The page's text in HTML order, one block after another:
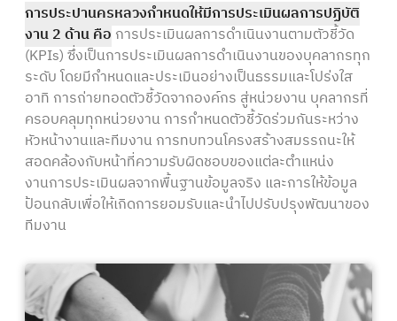
การประปานครหลวงกำหนดให้มีการประเมินผลการปฏิบัติ
งาน 2 ด้าน คือ การประเมินผลการดำเนินงานตามตัวชี้วัด
(KPIs) ซึ่งเป็นการประเมินผลการดำเนินงานของบุคลากรทุก
ระดับ โดยมีกำหนดและประเมินอย่างเป็นธรรมและโปร่งใส
อาทิ การถ่ายทอดตัวชี้วัดจากองค์กร สู่หน่วยงาน บุคลากรที่
ครอบคลุมทุกหน่วยงาน การกำหนดตัวชี้วัดร่วมกันระหว่าง
หัวหน้างานและทีมงาน การทบทวนโครงสร้างสมรรถนะให้
สอดคล้องกับหน้าที่ความรับผิดชอบของแต่ละตำแหน่ง
งานการประเมินผลจากพื้นฐานข้อมูลจริง และการให้ข้อมูล
ป้อนกลับเพื่อให้เกิดการยอมรับและนำไปปรับปรุงพัฒนาของ
ทีมงาน